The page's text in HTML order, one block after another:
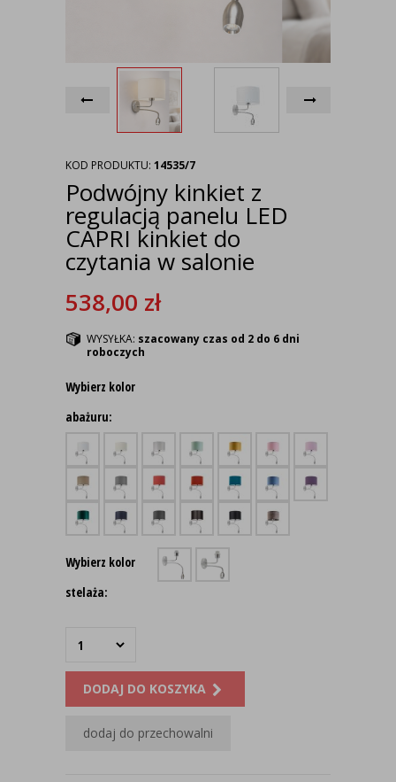
KOD PRODUKTU: 14535/7
Podwójny kinkiet z
regulacją panelu LED
CAPRI kinkiet do
czytania w salonie
538,00 zł
WYSYŁKA: szacowany czas od 2 do 6 dni
roboczych
Wybierz kolor
abażuru:
Wybierz kolor
stelaża:
DODAJ DO KOSZYKA
dodaj do przechowalni